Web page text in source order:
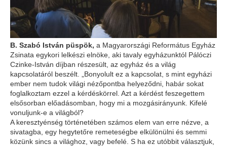
B. Szabó István püspök, a Magyarországi Református Egyház
Zsinata egykori lelkészi elnöke, aki tavaly egyházunktól Pálóczi
Czinke-István díjban részesült, az egyház és a világ
kapcsolatáról beszélt. „Bonyolult ez a kapcsolat, s mint egyházi
ember nem tudok világi nézőpontba helyeződni, habár sokat
foglalkoztam ezzel a kérdéskörrel. Azt a kérdést feszegettem
elsősorban előadásomban, hogy mi a mozgásirányunk. Kifelé
vonuljunk-e a világból?
A keresztyénség történetében számos elem van erre nézve, a
sivatagba, egy hegytetőre remeteségbe elkülönülni és semmi
közünk sincs a világhoz, vagy befelé. S ha ez utóbbit választjuk,